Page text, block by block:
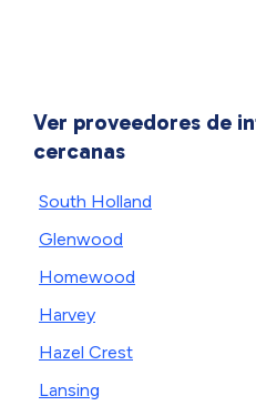
Ver proveedores de
cercanas
South Holland
Glenwood
Homewood
Harvey
Hazel Crest
Lansing